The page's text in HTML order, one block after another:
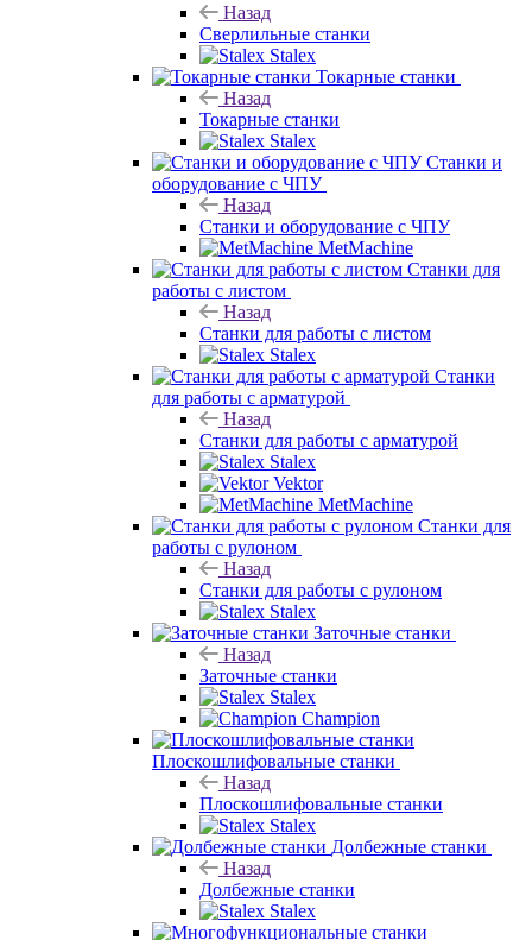
Назад
Сверлильные станки
Stalex
Токарные станки
Назад
Токарные станки
Stalex
Станки и
оборудование с ЧПУ
Назад
Станки и оборудование с ЧПУ
MetMachine
Станки для
работы с листом
Назад
Станки для работы с листом
Stalex
Станки
для работы с арматурой
Назад
Станки для работы с арматурой
Stalex
Vektor
MetMachine
Станки для
работы с рулоном
Назад
Станки для работы с рулоном
Stalex
Заточные станки
Назад
Заточные станки
Stalex
Champion
Плоскошлифовальные станки
Назад
Плоскошлифовальные станки
Stalex
Долбежные станки
Назад
Долбежные станки
Stalex